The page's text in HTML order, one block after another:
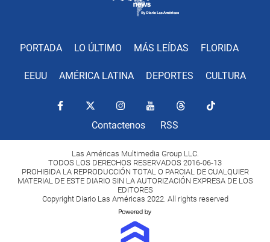
PORTADA LO ÚLTIMO MÁS LEÍDAS FLORIDA
EEUU AMÉRICA LATINA DEPORTES CULTURA
Contactenos RSS
Las Américas Multimedia Group LLC.
TODOS LOS DERECHOS RESERVADOS 2016-06-13
PROHIBIDA LA REPRODUCCIÓN TOTAL O PARCIAL DE CUALQUIER
MATERIAL DE ESTE DIARIO SIN LA AUTORIZACIÓN EXPRESA DE LOS
EDITORES
Copyright Diario Las Américas 2022. All rights reserved